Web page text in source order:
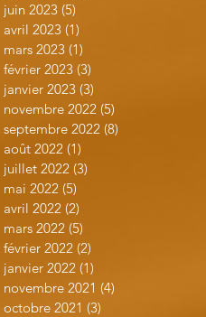
juin 2023 (5)
avril 2023 (1)
mars 2023 (1)
février 2023 (3)
janvier 2023 (3)
novembre 2022 (5)
septembre 2022 (8)
août 2022 (1)
juillet 2022 (3)
mai 2022 (5)
avril 2022 (2)
mars 2022 (5)
février 2022 (2)
janvier 2022 (1)
novembre 2021 (4)
octobre 2021 (3)